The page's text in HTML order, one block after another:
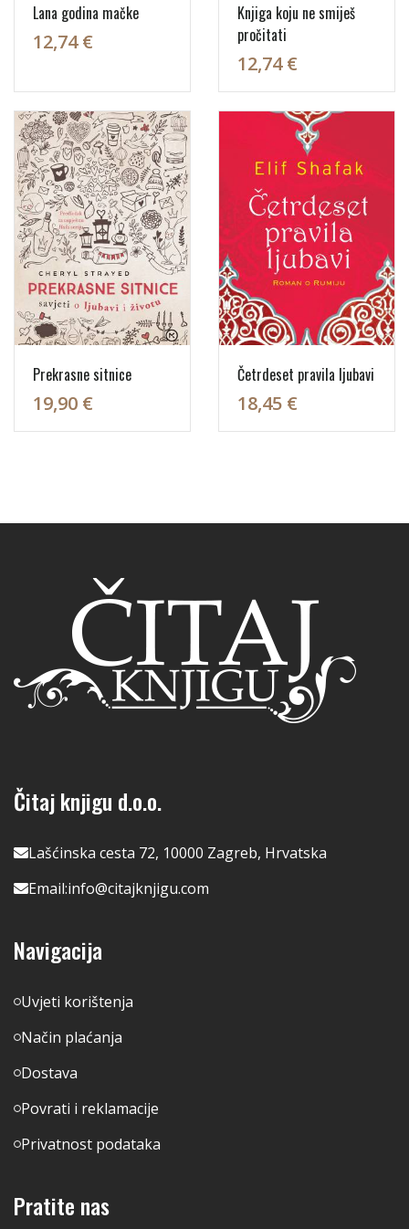
Lana godina mačke
12,74 €
Knjiga koju ne smiješ
pročitati
12,74 €
Prekrasne sitnice
19,90 €
Četrdeset pravila ljubavi
18,45 €
Čitaj knjigu d.o.o.
Lašćinska cesta 72, 10000 Zagreb, Hrvatska
Email:info@citajknjigu.com
Navigacija
Uvjeti korištenja
Način plaćanja
Dostava
Povrati i reklamacije
Privatnost podataka
Pratite nas